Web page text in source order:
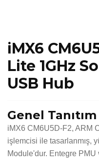
iMX6
Lite 1GHz
USB Hub
Genel Tanıtım
iMX6 CM6U5D-F2, ARM
işlemcisi ile tasarlanmış,
Module'dur. Entegre